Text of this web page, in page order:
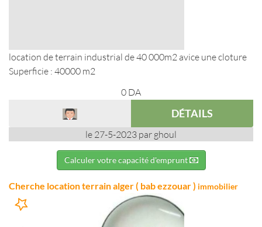
location de terrain industrial de 40 000m2 avice une cloture
Superficie : 40000 m2
0 DA
DÉTAILS
le 27-5-2023 par ghoul
Calculer votre capacité d'emprunt
Cherche location terrain alger ( bab ezzouar ) immobilier